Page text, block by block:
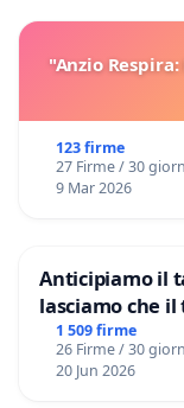
"Anzio
123 firme
27 Firme / 30
9 Mar 2026
Anticipiamo il
lasciamo che
Domenico
1 509 firme
26 Firme / 30
20 Jun 2026